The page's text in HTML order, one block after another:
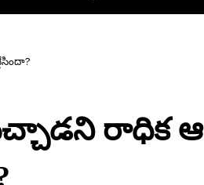
రాధిక ఆ